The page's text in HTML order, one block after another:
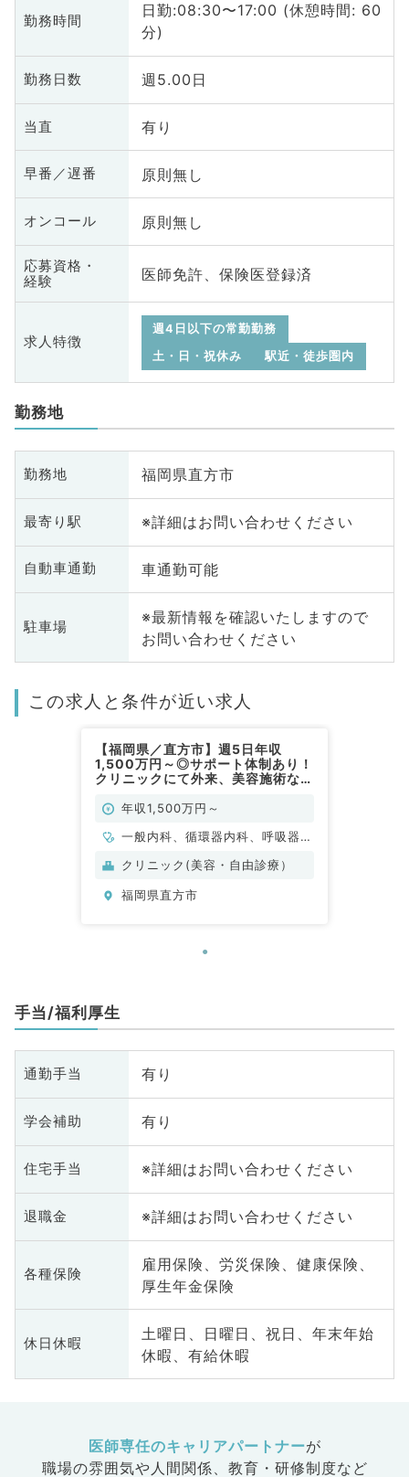
勤務時間
日勤:08:30〜17:00 (休憩時間: 60
分)
勤務日数 週5.00日
当直 有り
早番／遅番 原則無し
オンコール 原則無し
応募資格・
経験
医師免許、保険医登録済
求人特徴
週4日以下の常勤勤務
土・日・祝休み
駅近・徒歩圏内
勤務地
勤務地 福岡県直方市
最寄り駅 ※詳細はお問い合わせください
自動車通勤 車通勤可能
駐車場
※最新情報を確認いたしますので
お問い合わせください
この求人と条件が近い求人
【福岡県／直方市】週5日年収
1,500万円～◎サポート体制あり！
クリニックにて外来、美容施術など
／常勤）
年収1,500万円～
一般内科、循環器内科、呼吸器内
科、美容皮膚科
クリニック(美容・自由診療）
福岡県直方市
手当/福利厚生
通勤手当 有り
学会補助 有り
住宅手当 ※詳細はお問い合わせください
退職金 ※詳細はお問い合わせください
各種保険
雇用保険、労災保険、健康保険、
厚生年金保険
休日休暇
土曜日、日曜日、祝日、年末年始
休暇、有給休暇
医師専任のキャリアパートナーが
職場の雰囲気や人間関係、 教育・研修制度など